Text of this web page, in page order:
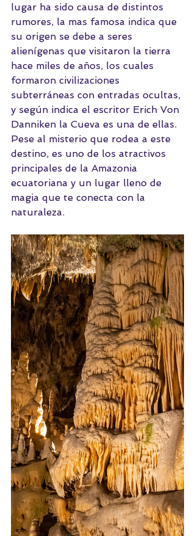
lugar ha sido causa de distintos
rumores, la mas famosa indica que
su origen se debe a seres
alienígenas que visitaron la tierra
hace miles de años, los cuales
formaron civilizaciones
subterráneas con entradas ocultas,
y según indica el escritor Erich Von
Danniken la Cueva es una de ellas.
Pese al misterio que rodea a este
destino, es uno de los atractivos
principales de la Amazonia
ecuatoriana y un lugar lleno de
magia que te conecta con la
naturaleza.